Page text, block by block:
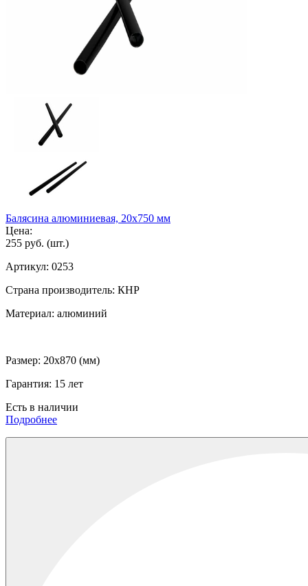
Балясина алюминиевая, 20х750 мм
Цена:
255 руб. (шт.)
Артикул: 0253
Страна производитель: КНР
Материал: алюминий
Размер: 20x870 (мм)
Гарантия: 15 лет
Есть в наличии
Подробнее